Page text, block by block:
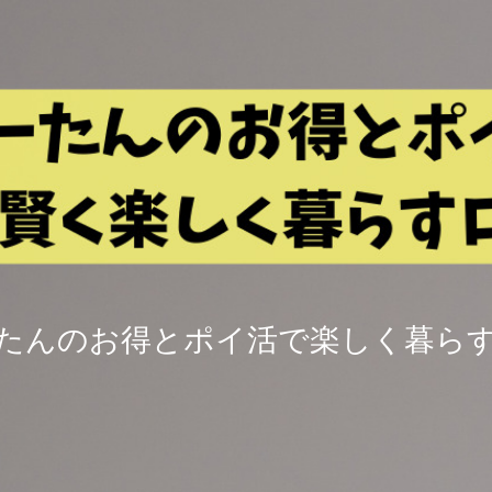
んのお得とポイ活で楽しく暮ら